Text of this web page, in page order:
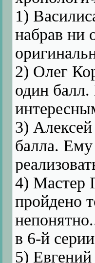
1)
набрав ни
2) Олег
один
3)
балла.
4) Мастер
пройдено
в 6-й
5)